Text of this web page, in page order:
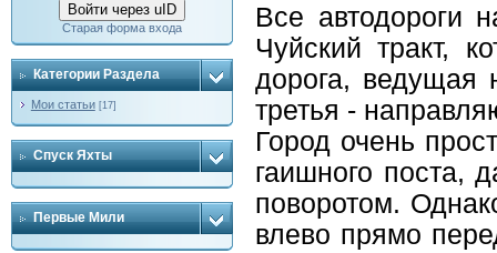
Войти через uID
Старая форма входа
Категории Раздела
Мои статьи [17]
Спуск Яхты
Первые Мили
Все автодороги
Чуйский тракт,
дорога, ведущая
третья -
Город очень
гаишного поста,
поворотом.
влево прямо